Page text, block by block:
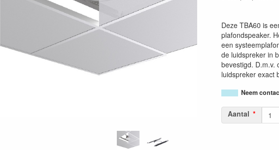
Deze TBA60 is
plafondspeaker.
een
de luidspreker in
bevestigd. D.m.v.
luidspreker exact
Neem
Aantal